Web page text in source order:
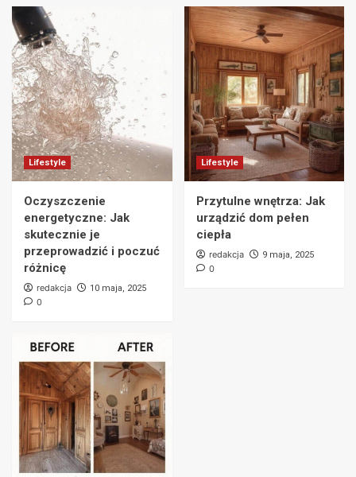
Lifestyle
Oczyszczenie
energetyczne: Jak
skutecznie je
przeprowadzić i poczuć
różnicę
redakcja 10 maja, 2025
0
Lifestyle
Przytulne wnętrza: Jak
urządzić dom pełen
ciepła
redakcja 9 maja, 2025
0